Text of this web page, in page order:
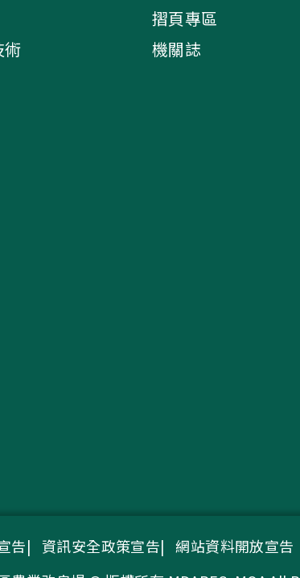
術
摺頁專區
機關誌
告 資訊安全政策宣告
網站資料開放宣告